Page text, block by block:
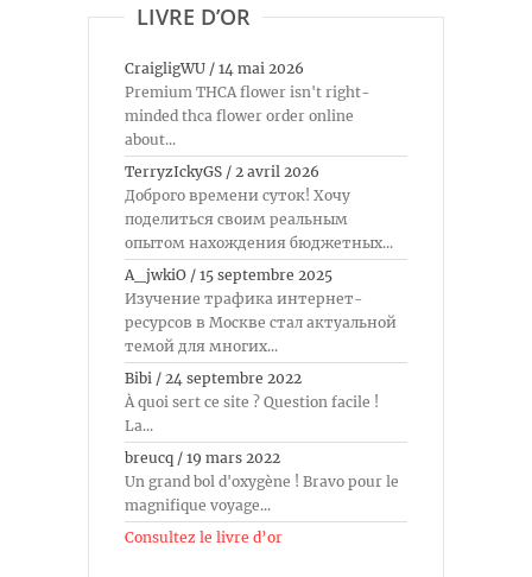
LIVRE D’OR
CraigligWU / 14 mai 2026
Premium THCA flower isn't right-
minded thca flower order online
about...
TerryzIckyGS / 2 avril 2026
Доброго времени суток! Хочу
поделиться своим реальным
опытом нахождения бюджетных...
A_jwkiO / 15 septembre 2025
Изучение трафика интернет-
ресурсов в Москве стал актуальной
темой для многих...
Bibi / 24 septembre 2022
À quoi sert ce site ? Question facile !
La...
breucq / 19 mars 2022
Un grand bol d'oxygène ! Bravo pour le
magnifique voyage...
Consultez le livre d’or